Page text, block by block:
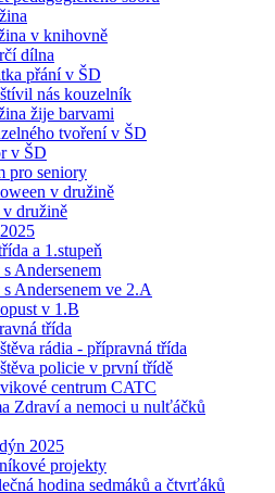
v knihovně
dílna
přání v ŠD
nás kouzelník
žije barvami
tvoření v ŠD
v ŠD
pro seniory
v družině
družině
a 1.stupeň
Andersenem
Andersenem ve 2.A
v 1.B
třída
rádia - přípravná třída
policie v první třídě
centrum CATC
Zdraví a nemoci u nulťáčků
2025
projekty
hodina sedmáků a čtvrťáků